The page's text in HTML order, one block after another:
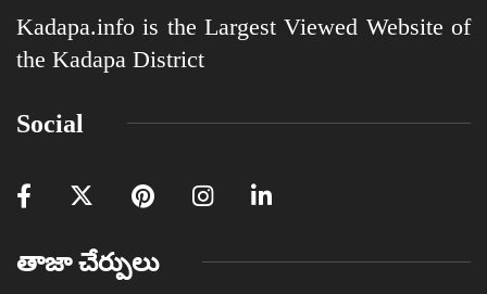
Kadapa.info is the Largest Viewed Website of
the Kadapa District
Social
తాజా చేర్పులు